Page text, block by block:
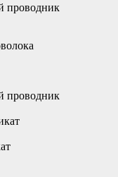
проводник
проводник